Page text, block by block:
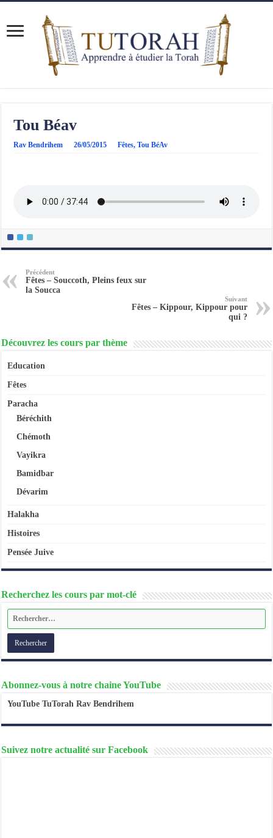
Tou Béav
Rav Bendrihem 26/05/2015 Fêtes,Tou BéAv
Précédent
Fêtes – Souccoth, Pleins feux sur
la Soucca
Suivant
Fêtes – Kippour, Kippour pour
qui ?
Découvrez les cours par thème
Education
Fêtes
Paracha
Béréchith
Chémoth
Vayikra
Bamidbar
Dévarim
Halakha
Histoires
Pensée Juive
Recherchez les cours par mot-clé
Abonnez-vous à notre chaine YouTube
YouTube TuTorah Rav Bendrihem
Suivez notre actualité sur Facebook